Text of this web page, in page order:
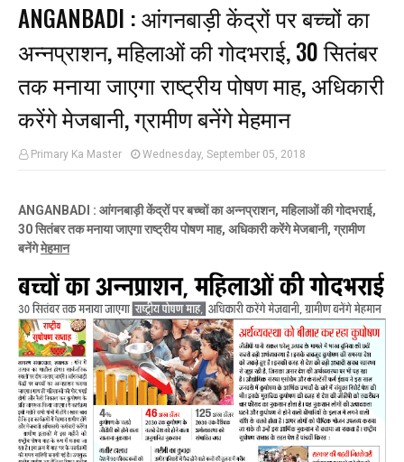
ANGANBADI : आंगनबाड़ी केंद्रों पर बच्चों का
अन्नप्राशन, महिलाओं की गोदभराई, 30 सितंबर
तक मनाया जाएगा राष्ट्रीय पोषण माह, अधिकारी
करेंगे मेजबानी, ग्रामीण बनेंगे मेहमान
Primary Ka Master Wednesday, September 05, 2018
ANGANBADI : आंगनबाड़ी केंद्रों पर बच्चों का अन्नप्राशन, महिलाओं की गोदभराई,
30 सितंबर तक मनाया जाएगा राष्ट्रीय पोषण माह, अधिकारी करेंगे मेजबानी, ग्रामीण
बनेंगेमेहमान